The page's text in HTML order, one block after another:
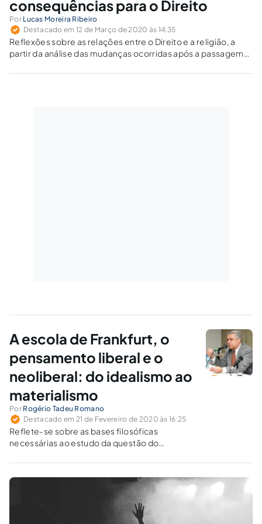
consequências para o Direito
Por Lucas Moreira Ribeiro
Destacado em 12 de Março de 2020 às 14:35
Reflexões sobre as relações entre o Direito e a religião, a
partir da análise das mudanças ocorridas após a passagem
Durkheim, Marx e Weber.
A escola de Frankfurt, o
pensamento liberal e o
neoliberal: do idealismo ao
materialismo
Por Rogério Tadeu Romano
Destacado em 21 de Fevereiro de 2020 às 16:25
Reflete-se sobre as bases filosóficas
necessárias ao estudo da questão do
marxismo cultural.